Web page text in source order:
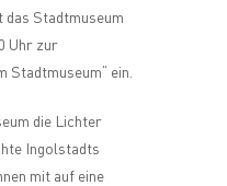
das Stadtmuseum
Uhr zur
Stadtmuseum“ ein.
die Lichter
Ingolstadts
mit auf eine